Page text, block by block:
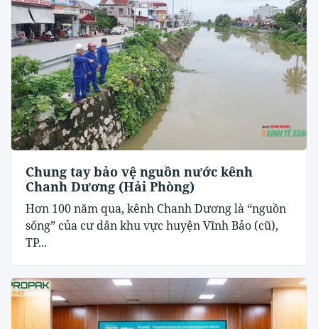
Chung tay bảo vệ nguồn nước kênh
Chanh Dương (Hải Phòng)
Hơn 100 năm qua, kênh Chanh Dương là “nguồn
sống” của cư dân khu vực huyện Vĩnh Bảo (cũ),
TP...